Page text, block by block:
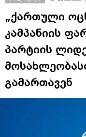
„ქართული
კამპანიის
პარტიის
გამართავენ